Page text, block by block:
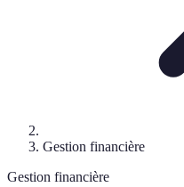
Gestion financière
Gestion financière